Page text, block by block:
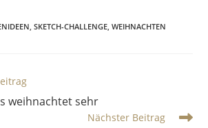
, SKETCH-CHALLENGE, WEIHNACHTEN
weihnachtet sehr
Nächster Beitrag